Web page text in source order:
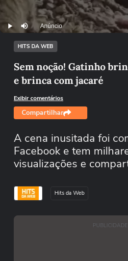
Play Mutar Anúncio
HITS DA WEB
Sem noção! Gatinho
e brinca com jacaré
Exibir comentários
Compartilhar
A cena inusitada foi
Facebook e tem
visualizações e
Hits da Web
PUBLICIDADE